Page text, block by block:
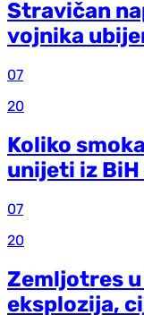
Stravičan
vojnika
07
20
Koliko
unijeti iz
07
20
Zemljotres
eksplozija,